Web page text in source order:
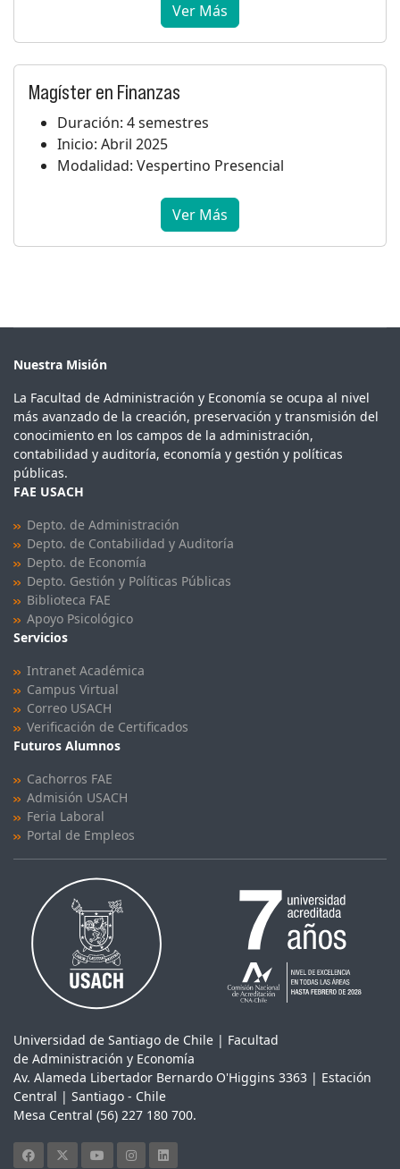
Ver Más
Magíster en Finanzas
Duración: 4 semestres
Inicio: Abril 2025
Modalidad: Vespertino Presencial
Ver Más
Nuestra Misión
La Facultad de Administración y Economía se ocupa al nivel
más avanzado de la creación, preservación y transmisión del
conocimiento en los campos de la administración,
contabilidad y auditoría, economía y gestión y políticas
públicas.
FAE USACH
Depto. de Administración
Depto. de Contabilidad y Auditoría
Depto. de Economía
Depto. Gestión y Políticas Públicas
Biblioteca FAE
Apoyo Psicológico
Servicios
Intranet Académica
Campus Virtual
Correo USACH
Verificación de Certificados
Futuros Alumnos
Cachorros FAE
Admisión USACH
Feria Laboral
Portal de Empleos
Universidad de Santiago de Chile | Facultad
de Administración y Economía
Av. Alameda Libertador Bernardo O'Higgins 3363 | Estación
Central | Santiago - Chile
Mesa Central (56) 227 180 700.